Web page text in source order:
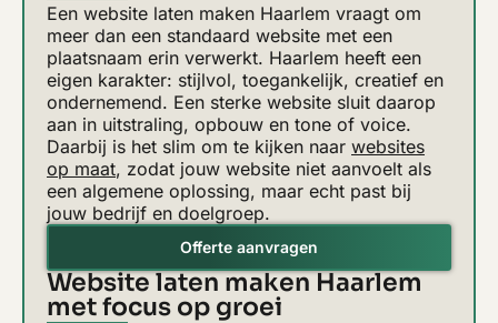
Een website laten maken Haarlem vraagt om
meer dan een standaard website met een
plaatsnaam erin verwerkt. Haarlem heeft een
eigen karakter: stijlvol, toegankelijk, creatief en
ondernemend. Een sterke website sluit daarop
aan in uitstraling, opbouw en tone of voice.
Daarbij is het slim om te kijken naar websites
op maat, zodat jouw website niet aanvoelt als
een algemene oplossing, maar echt past bij
jouw bedrijf en doelgroep.
Offerte aanvragen
Website laten maken Haarlem
met focus op groei